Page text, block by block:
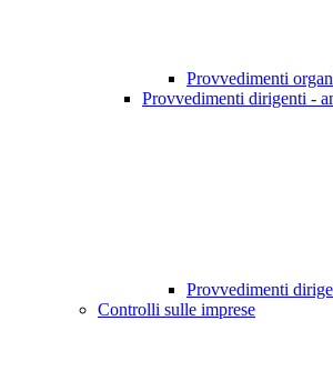
Provvedimenti
Provvedimenti dirigenti -
Provvedimenti
Controlli sulle imprese